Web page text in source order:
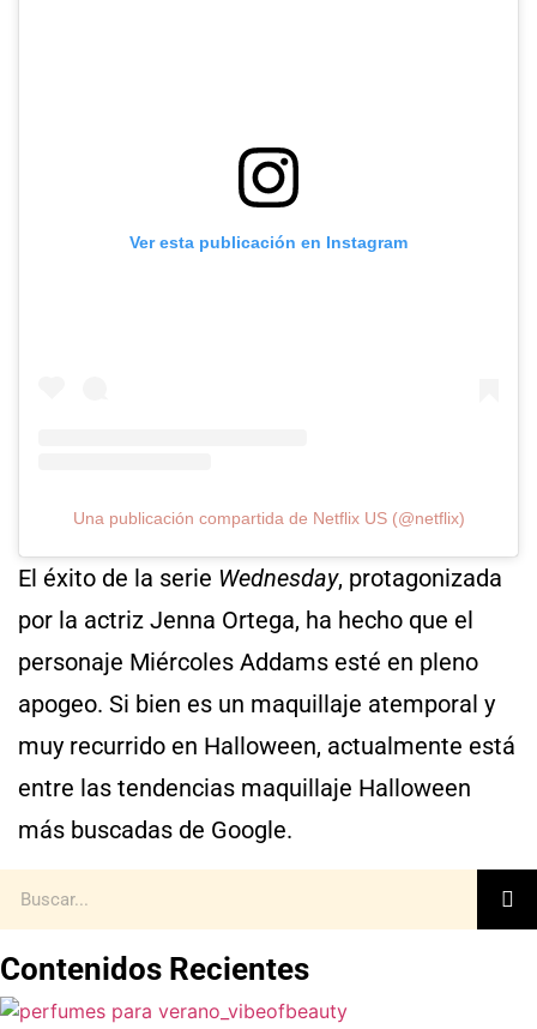
Ver esta publicación en Instagram
Una publicación compartida de Netflix US (@netflix)
El éxito de la serie Wednesday, protagonizada
por la actriz Jenna Ortega, ha hecho que el
personaje Miércoles Addams esté en pleno
apogeo. Si bien es un maquillaje atemporal y
muy recurrido en Halloween, actualmente está
entre las tendencias maquillaje Halloween
más buscadas de Google.
Contenidos Recientes